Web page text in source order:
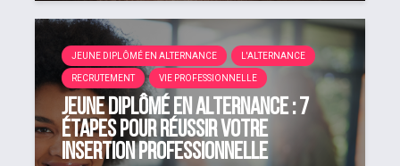
JEUNE DIPLÔMÉ EN ALTERNANCE L'ALTERNANCE
RECRUTEMENT VIE PROFESSIONNELLE
Jeune diplômé en alternance : 7
étapes pour réussir votre
insertion professionnelle